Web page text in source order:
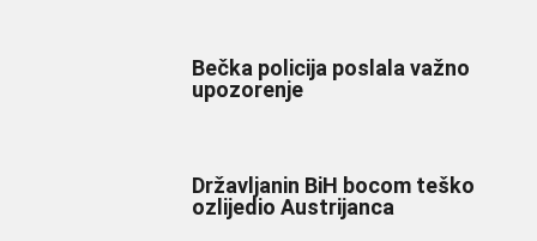
Bečka policija poslala važno
upozorenje
Državljanin BiH bocom teško
ozlijedio Austrijanca